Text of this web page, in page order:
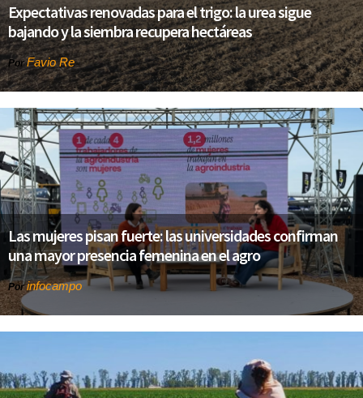
Expectativas renovadas para el trigo: la urea sigue
bajando y la siembra recupera hectáreas
PorFavio Re
Las mujeres pisan fuerte: las universidades confirman
una mayor presencia femenina en el agro
Porinfocampo